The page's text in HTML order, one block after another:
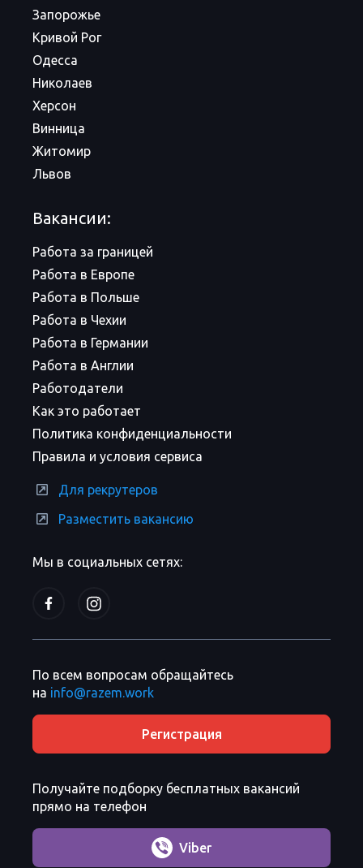
Мы в социальных сетях:
Запорожье
Кривой Рог
Одесса
Николаев
Херсон
Винница
Житомир
Львов
Вакансии:
Работа за границей
Работа в Европе
Работа в Польше
Работа в Чехии
Работа в Германии
Работа в Англии
Работодатели
Как это работает
Политика конфиденциальности
Правила и условия сервиса
Для рекрутеров
Разместить вакансию
По всем вопросам обращайтесь
на info@razem.work
Регистрация
Получайте подборку бесплатных вакансий
прямо на телефон
Viber